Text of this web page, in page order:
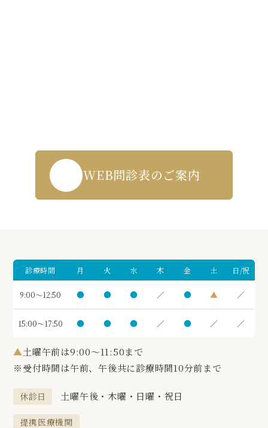
WEB問診表のご案内
診療時間 月 火 水 木 金 土 日/祝
9:00～12:50 ● ● ● ／ ● ▲ ／
15:00～17:50 ● ● ● ／ ● ／ ／
▲土曜午前は9:00～11:50まで
※受付時間は午前、午後共に診療時間10分前まで
休診日 土曜午後・木曜・日曜・祝日
提携医療機関